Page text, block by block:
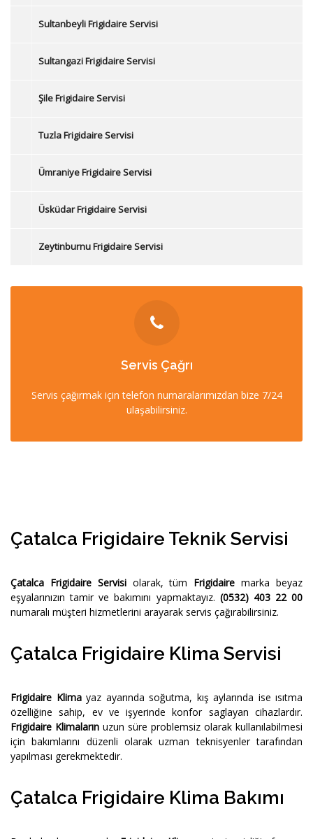
Sultanbeyli Frigidaire Servisi
Sultangazi Frigidaire Servisi
Şile Frigidaire Servisi
Tuzla Frigidaire Servisi
Ümraniye Frigidaire Servisi
Üsküdar Frigidaire Servisi
Zeytinburnu Frigidaire Servisi
Servis Çağrı
Servis çağırmak için telefon numaralarımızdan bize 7/24
ulaşabilirsiniz.
İLETİŞİM
0212 358 57 57
0532 403 22 00 (7/24)
Çatalca Frigidaire Teknik Servisi
Çatalca Frigidaire Servisiolarak, tüm Frigidaire marka beyaz
eşyalarınızın tamir ve bakımını yapmaktayız. (0532) 403 22 00
numaralı müşteri hizmetlerini arayarak servis çağırabilirsiniz.
Çatalca Frigidaire Klima Servisi
Frigidaire Klimayaz ayarında soğutma, kış aylarında ise ısıtma
özelliğine sahip, ev ve işyerinde konfor saglayan cihazlardır.
Frigidaire Klimaların uzun süre problemsiz olarak kullanılabilmesi
için bakımlarını düzenli olarak uzman teknisyenler tarafından
yapılması gerekmektedir.
Çatalca Frigidaire Klima Bakımı